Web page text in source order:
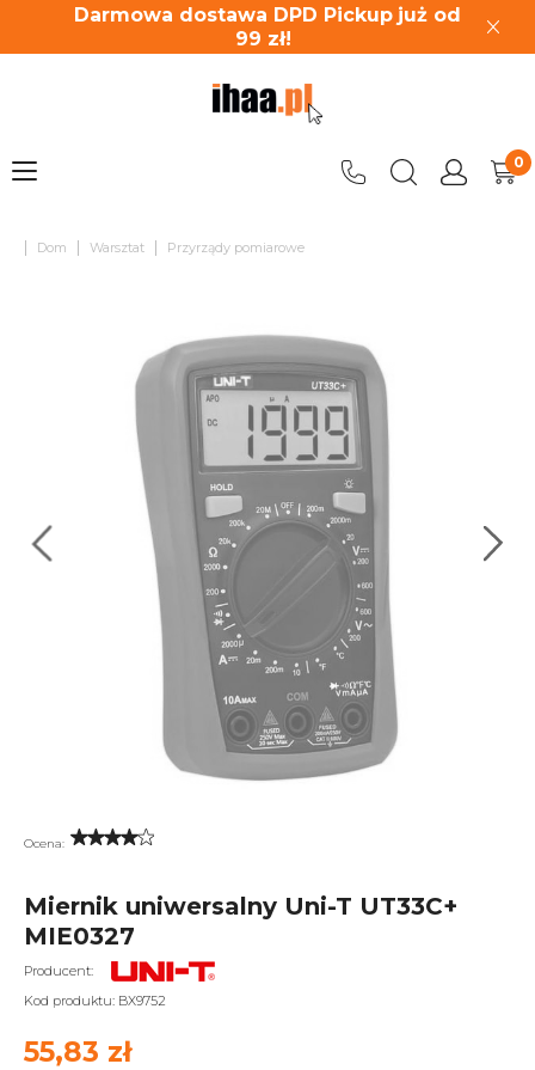
Darmowa dostawa DPD Pickup już od
99 zł!
| Dom | Warsztat | Przyrządy pomiarowe
Ocena:
Miernik uniwersalny Uni-T UT33C+
MIE0327
Producent:
Kod produktu: BX9752
55,83 zł